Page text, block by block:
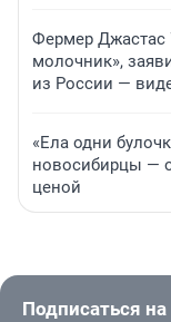
Фермер Джастас
молочник»,
из России —
«Ела одни
новосибирцы —
ценой
Подписаться